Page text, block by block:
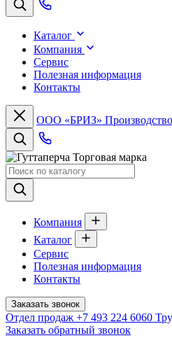
Каталог
Компания
Сервис
Полезная информация
Контакты
ООО «БРИЗ»
Торговая марка
Компания
Каталог
Сервис
Полезная информация
Контакты
Заказать звонок
Отдел продаж +7 493 224 6060
Заказать обратный звонок